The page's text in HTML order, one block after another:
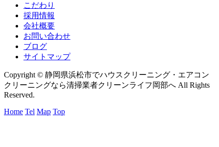
こだわり
採用情報
会社概要
お問い合わせ
ブログ
サイトマップ
Copyright © 静岡県浜松市でハウスクリーニング・エアコン
クリーニングなら清掃業者クリーンライフ岡部へ All Rights
Reserved.
Home Tel Map Top